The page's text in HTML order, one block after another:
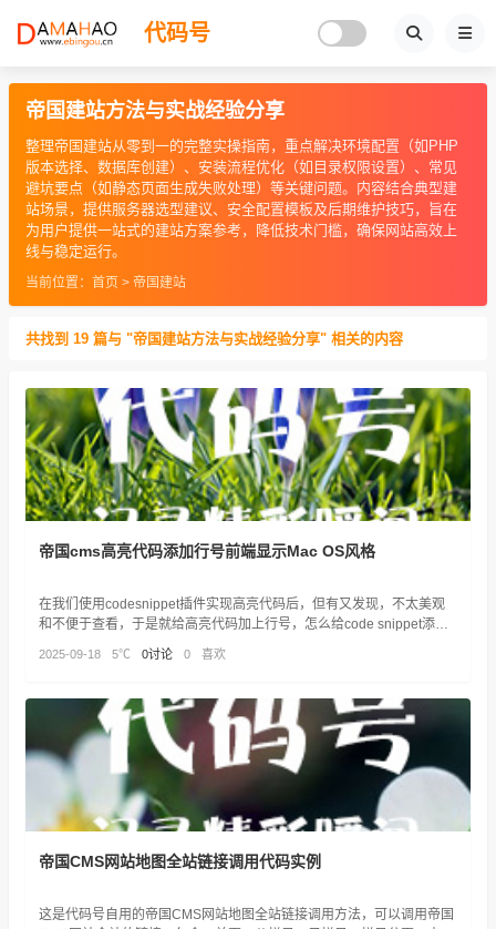
代码号
帝国建站方法与实战经验分享
整理帝国建站从零到一的完整实操指南，重点解决环境配置（如PHP
版本选择、数据库创建）、安装流程优化（如目录权限设置）、常见
避坑要点（如静态页面生成失败处理）等关键问题。内容结合典型建
站场景，提供服务器选型建议、安全配置模板及后期维护技巧，旨在
为用户提供一站式的建站方案参考，降低技术门槛，确保网站高效上
线与稳定运行。
当前位置： 首页 > 帝国建站
共找到 19 篇与 "帝国建站方法与实战经验分享" 相关的内容
帝国cms高亮代码添加行号前端显示Mac OS风格
在我们使用codesnippet插件实现高亮代码后，但有又发现，不太美观
和不便于查看，于是就给高亮代码加上行号，怎么给code snippet添加
行号。思路：使用js代码增加给高亮代码增加ul和li的无序列表结构，实
2025-09-18 5℃ 0讨论 0 喜欢
帝国CMS网站地图全站链接调用代码实例
这是代码号自用的帝国CMS网站地图全站链接调用方法，可以调用帝国